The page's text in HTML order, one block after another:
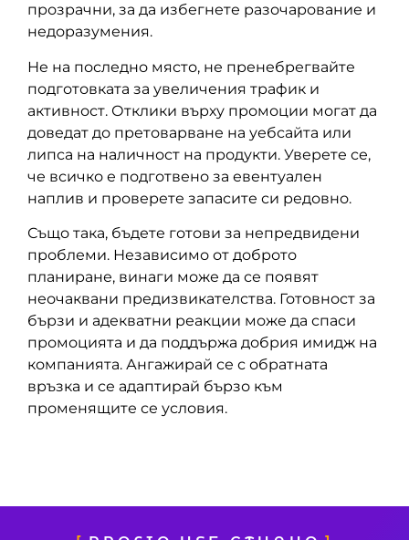
прозрачни, за да избегнете разочарование и
недоразумения.
Не на последно място, не пренебрегвайте
подготовката за увеличения трафик и
активност. Отклики върху промоции могат да
доведат до претоварване на уебсайта или
липса на наличност на продукти. Уверете се,
че всичко е подготвено за евентуален
наплив и проверете запасите си редовно.
Също така, бъдете готови за непредвидени
проблеми. Независимо от доброто
планиране, винаги може да се появят
неочаквани предизвикателства. Готовност за
бързи и адекватни реакции може да спаси
промоцията и да поддържа добрия имидж на
компанията. Ангажирай се с обратната
връзка и се адаптирай бързо към
променящите се условия.